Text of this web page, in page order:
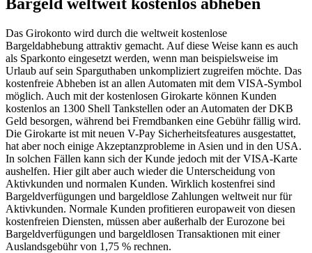
Das Girokonto wird durch die weltweit kostenlose
Bargeldabhebung attraktiv gemacht. Auf diese Weise kann es auch
als Sparkonto eingesetzt werden, wenn man beispielsweise im
Urlaub auf sein Sparguthaben unkompliziert zugreifen möchte. Das
kostenfreie Abheben ist an allen Automaten mit dem VISA-Symbol
möglich. Auch mit der kostenlosen Girokarte können Kunden
kostenlos an 1300 Shell Tankstellen oder an Automaten der DKB
Geld besorgen, während bei Fremdbanken eine Gebühr fällig wird.
Die Girokarte ist mit neuen V-Pay Sicherheitsfeatures ausgestattet,
hat aber noch einige Akzeptanzprobleme in Asien und in den USA.
In solchen Fällen kann sich der Kunde jedoch mit der VISA-Karte
aushelfen. Hier gilt aber auch wieder die Unterscheidung von
Aktivkunden und normalen Kunden. Wirklich kostenfrei sind
Bargeldverfügungen und bargeldlose Zahlungen weltweit nur für
Aktivkunden. Normale Kunden profitieren europaweit von diesen
kostenfreien Diensten, müssen aber außerhalb der Eurozone bei
Bargeldverfügungen und bargeldlosen Transaktionen mit einer
Auslandsgebühr von 1,75 % rechnen.